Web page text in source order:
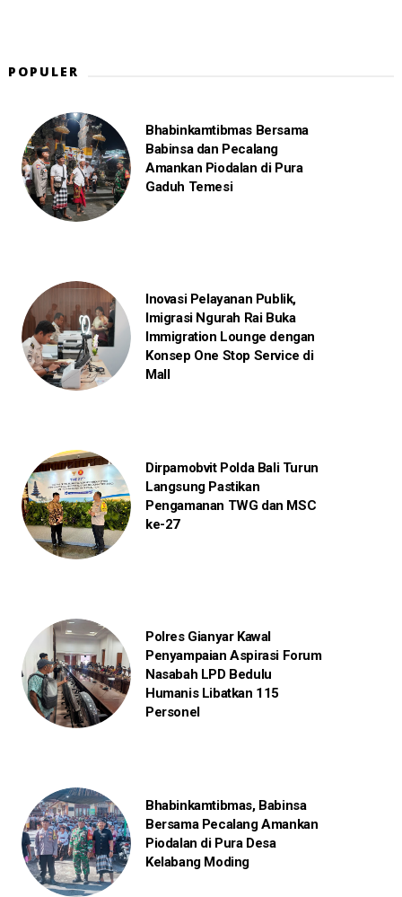
POPULER
Bhabinkamtibmas Bersama
Babinsa dan Pecalang
Amankan Piodalan di Pura
Gaduh Temesi
Inovasi Pelayanan Publik,
Imigrasi Ngurah Rai Buka
Immigration Lounge dengan
Konsep One Stop Service di
Mall
Dirpamobvit Polda Bali Turun
Langsung Pastikan
Pengamanan TWG dan MSC
ke-27
Polres Gianyar Kawal
Penyampaian Aspirasi Forum
Nasabah LPD Bedulu
Humanis Libatkan 115
Personel
Bhabinkamtibmas, Babinsa
Bersama Pecalang Amankan
Piodalan di Pura Desa
Kelabang Moding